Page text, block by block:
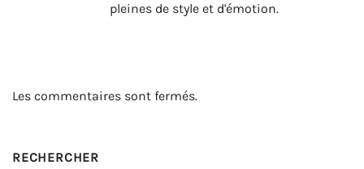
pleines de style et d'émotion.
Les commentaires sont fermés.
RECHERCHER